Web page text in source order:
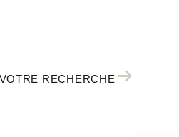
RECHERCHE